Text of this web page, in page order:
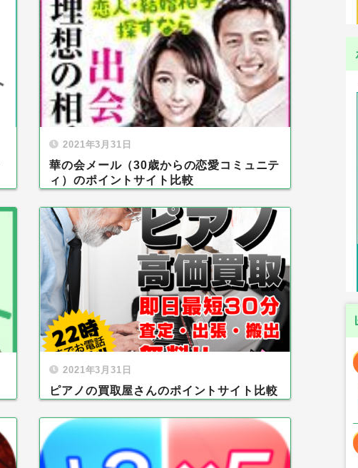
2021年3月31日
華の会メール（30歳からの恋愛コミュニテ
ィ）のポイントサイト比較
2021年3月31日
ピアノの買取屋さんのポイントサイト比較